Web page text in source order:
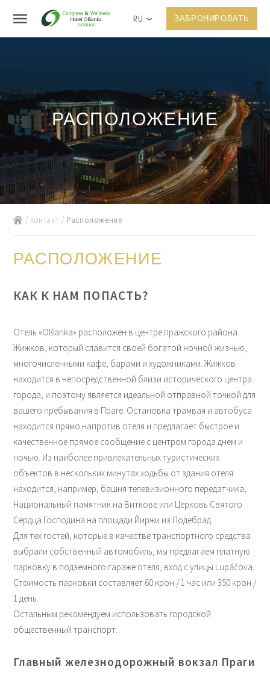
RU ЗАБРОНИРОВАТЬ
РАСПОЛОЖЕНИЕ
Контакт Расположение
РАСПОЛОЖЕНИЕ
КАК К НАМ ПОПАСТЬ?
Отель «Olšanka» расположен в центре пражского района
Жижков, который славится своей богатой ночной жизнью,
многочисленными кафе, барами и художниками. Жижков
находится в непосредственной близи исторического центра
города, и поэтому является идеальной отправной точкой для
вашего пребывания в Праге. Остановка трамвая и автобуса
находится прямо напротив отеля и предлагает быстрое и
качественное прямое сообщение с центром города днем и
ночью. Из наиболее привлекательных туристических
объектов в нескольких минутах ходьбы от здания отеля
находится, например, башня телевизионного передатчика,
Национальный памятник на Виткове или Церковь Святого
Сердца Господина на площади Йиржи из Подебрад.
Для тех гостей, которые в качестве транспортного средства
выбрали собственный автомобиль, мы предлагаем платную
парковку в подземного гараже отеля, вход с улицы Lupáčova.
Стоимость парковки составляет 60 крон / 1 час или 350 крон /
1 день.
Остальным рекомендуем использовать городской
общественный транспорт.
Главный железнодорожный вокзал Праги